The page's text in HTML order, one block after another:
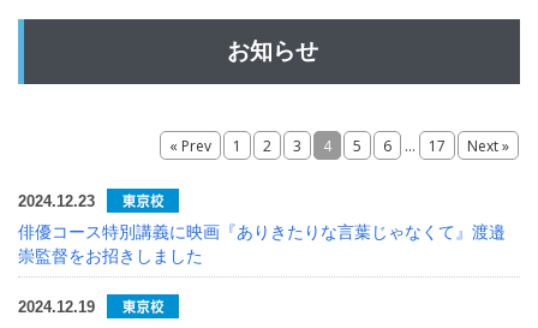
お知らせ
« Prev 1 2 3 4 5 6 ... 17 Next »
2024.12.23
俳優コース特別講義に映画『ありきたりな言葉じゃなくて』渡邉
崇監督をお招きしました
2024.12.19